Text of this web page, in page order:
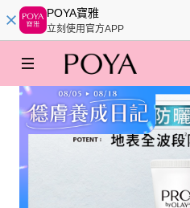
POYA寶雅
立刻使用官方APP